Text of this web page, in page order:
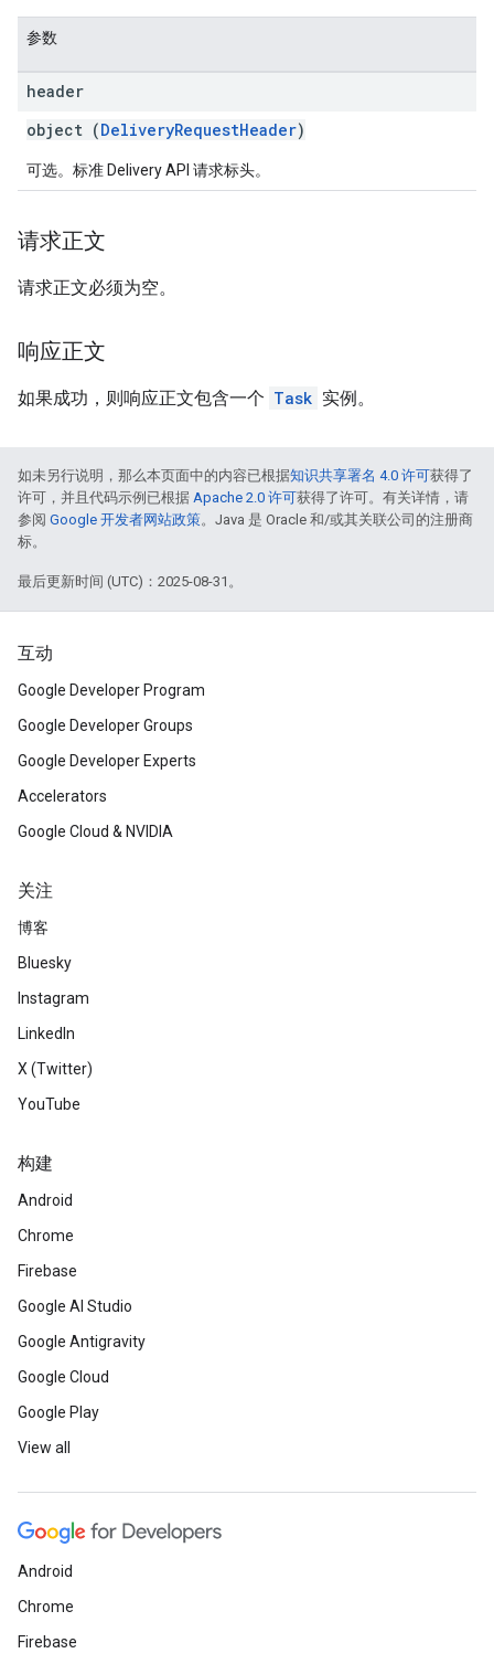
参数
header
object (DeliveryRequestHeader)
可选。标准 Delivery API 请求标头。
请求正文
请求正文必须为空。
响应正文
如果成功，则响应正文包含一个 Task 实例。
如未另行说明，那么本页面中的内容已根据知识共享署名 4.0 许可获得了
许可，并且代码示例已根据 Apache 2.0 许可获得了许可。有关详情，请
参阅 Google 开发者网站政策。Java 是 Oracle 和/或其关联公司的注册商
标。
最后更新时间 (UTC)：2025-08-31。
互动
Google Developer Program
Google Developer Groups
Google Developer Experts
Accelerators
Google Cloud & NVIDIA
关注
博客
Bluesky
Instagram
LinkedIn
X (Twitter)
YouTube
构建
Android
Chrome
Firebase
Google AI Studio
Google Antigravity
Google Cloud
Google Play
View all
Android
Chrome
Firebase